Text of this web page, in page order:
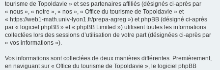
tourisme de Topoldavie » et ses partenaires affiliés (désignés ci-après par
« nous », « notre », « nos », « Office du tourisme de Topoldavie » et
« https://web1-math.univ-lyon1.fr/prepa-agreg ») et phpBB (désigné ci-après
par « logiciel phpBB » et « phpBB Limited ») utilisent toutes les informations
collectées lors des sessions d’utilisation de votre part (désignées ci-après par
« vos informations »).
Vos informations sont collectées de deux manières différentes. Premièrement,
en naviguant sur « Office du tourisme de Topoldavie », le logiciel phpBB